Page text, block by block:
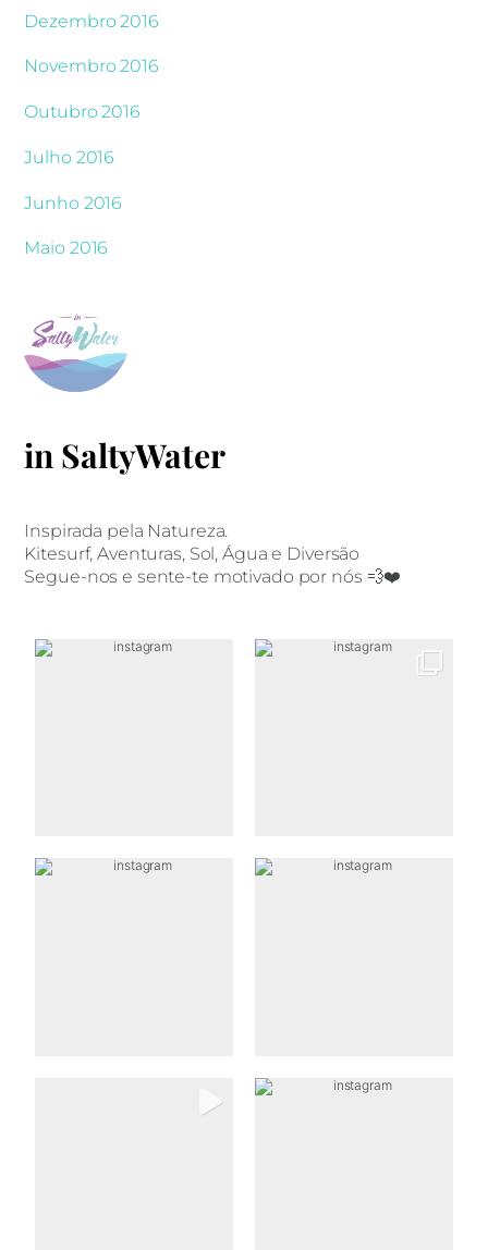
Dezembro 2016
Novembro 2016
Outubro 2016
Julho 2016
Junho 2016
Maio 2016
in SaltyWater
Inspirada pela Natureza.
Kitesurf, Aventuras, Sol, Água e Diversão
Segue-nos e sente-te motivado por nós 💨❤️